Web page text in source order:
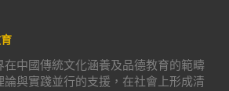
在中國傳統文化涵養及品德教育的範疇
論與實踐並行的支援，在社會上形成清